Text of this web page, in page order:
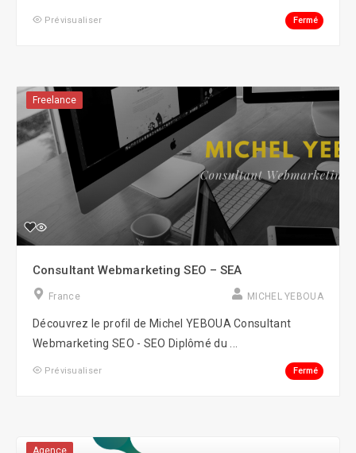
Prévisualiser Fermé
Freelance
Consultant Webmarketing SEO – SEA
France MICHEL YEBOUA
Découvrez le profil de Michel YEBOUA Consultant
Webmarketing SEO - SEO Diplômé du ...
Prévisualiser Fermé
Agence